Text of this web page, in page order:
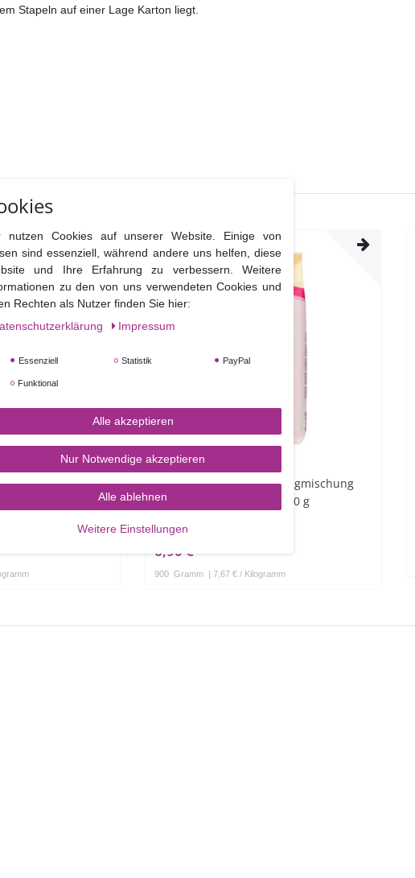
Stapeln auf einer Lage Karton liegt.
Fertigmischung
450 g
FunCakes Royal Icing Fertigmischung
für Eiweiß Spritzglasur 900 g
6,90 €
900 Gramm | 7,67 € / Kilogramm
nutzen Cookies auf unserer Website. Einige von
sind essenziell, während andere uns helfen, diese
und Ihre Erfahrung zu verbessern. Weitere
zu den von uns verwendeten Cookies und
Rechten als Nutzer finden Sie hier:
Impressum
Essenziell Statistik PayPal
Funktional
Alle akzeptieren
Nur Notwendige akzeptieren
Alle ablehnen
Weitere Einstellungen